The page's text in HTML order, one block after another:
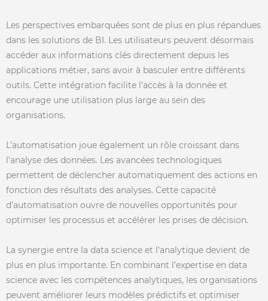
Les perspectives embarquées sont de plus en plus répandues
dans les solutions de BI. Les utilisateurs peuvent désormais
accéder aux informations clés directement depuis les
applications métier, sans avoir à basculer entre différents
outils. Cette intégration facilite l’accès à la donnée et
encourage une utilisation plus large au sein des
organisations.
L’automatisation joue également un rôle croissant dans
l’analyse des données. Les avancées technologiques
permettent de déclencher automatiquement des actions en
fonction des résultats des analyses. Cette capacité
d’automatisation ouvre de nouvelles opportunités pour
optimiser les processus et accélérer les prises de décision.
La synergie entre la data science et l’analytique devient de
plus en plus importante. En combinant l’expertise en data
science avec les compétences analytiques, les organisations
peuvent améliorer leurs modèles prédictifs et optimiser